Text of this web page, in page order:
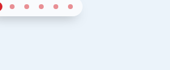
Sur 42Sur 43Sur 44Sur 45Sur 46Sur 4